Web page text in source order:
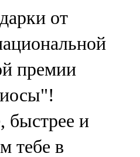
от
премии
быстрее и
тебе в